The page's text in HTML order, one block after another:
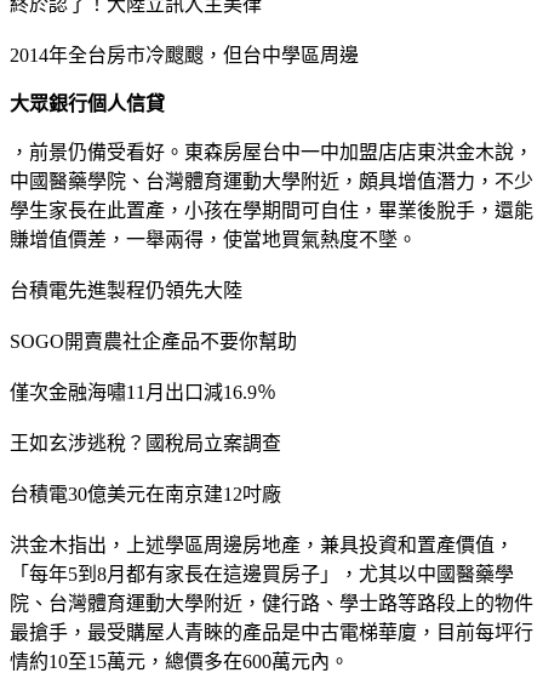
2014年全台房市冷颼颼，但台中學區周邊
大眾銀行個人信貸
，前景仍備受看好。東森房屋台中一中加盟店店東洪金木說，
中國醫藥學院、台灣體育運動大學附近，頗具增值潛力，不少
學生家長在此置產，小孩在學期間可自住，畢業後脫手，還能
賺增值價差，一舉兩得，使當地買氣熱度不墜。
台積電先進製程仍領先大陸
SOGO開賣農社企產品不要你幫助
僅次金融海嘯11月出口減16.9％
王如玄涉逃稅？國稅局立案調查
台積電30億美元在南京建12吋廠
洪金木指出，上述學區周邊房地產，兼具投資和置產價值，
「每年5到8月都有家長在這邊買房子」，尤其以中國醫藥學
院、台灣體育運動大學附近，健行路、學士路等路段上的物件
最搶手，最受購屋人青睞的產品是中古電梯華廈，目前每坪行
情約10至15萬元，總價多在600萬元內。